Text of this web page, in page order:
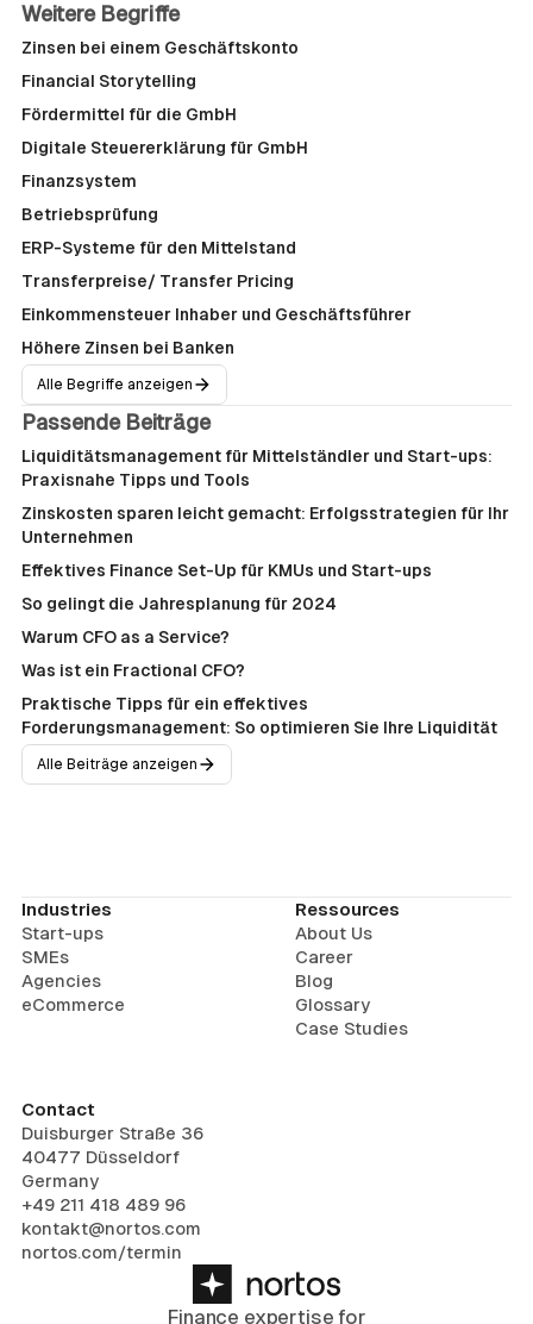
Weitere Begriffe
Zinsen bei einem Geschäftskonto
Financial Storytelling
Fördermittel für die GmbH
Digitale Steuererklärung für GmbH
Finanzsystem
Betriebsprüfung
ERP-Systeme für den Mittelstand
Transferpreise/ Transfer Pricing
Einkommensteuer Inhaber und Geschäftsführer
Höhere Zinsen bei Banken
Alle Begriffe anzeigen
Passende Beiträge
Liquiditätsmanagement für Mittelständler und Start-ups:
Praxisnahe Tipps und Tools
Zinskosten sparen leicht gemacht: Erfolgsstrategien für Ihr
Unternehmen
Effektives Finance Set-Up für KMUs und Start-ups
So gelingt die Jahresplanung für 2024
Warum CFO as a Service?
Was ist ein Fractional CFO?
Praktische Tipps für ein effektives
Forderungsmanagement: So optimieren Sie Ihre Liquidität
Alle Beiträge anzeigen
Finance expertise for
Industries
Start-ups
SMEs
Agencies
eCommerce
Ressources
About Us
Career
Blog
Glossary
Case Studies
Contact
Duisburger Straße 36
40477 Düsseldorf
Germany
+49 211 418 489 96
kontakt@nortos.com
nortos.com/termin